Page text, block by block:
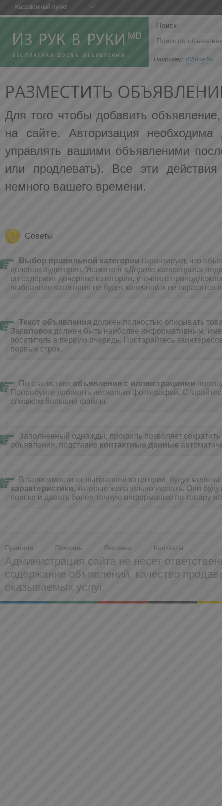
Поиск
Например: iPhone 5s
РАЗМЕСТИТЬ
Для того чтобы добавить
на сайте. Авторизация
управлять вашими объявленими
или продлевать). Все эти
немного вашего времени.
Советы
Выбор правильной категории гарантирует, что
целевая аудитория. Укажите в «Дереве категорий»
он содержит дочерние категории, уточните
выбранная категория не будет конечной и не окрасится
Текст объявления должен полностью описывать
Заголовок должен быть наиболее информативным,
посетитель в первую очередь. Постарайтесь
первых строк.
По статистике объявления с иллюстрациями
Попробуйте добавить несколько фотографий.
слишком большие файлы.
Заполненный однажды, профиль позволяет
объявления, подставив контактные данные
В зависимости от выбранной категории, будут
характеристики, которые желательно указать. Они
поиске и давать более точную информацию по товару
Правила Помощь Реклама Контакты
Администрация сайта не несет
содержание объявлений, качество
оказываемых услуг.
Населенный пункт